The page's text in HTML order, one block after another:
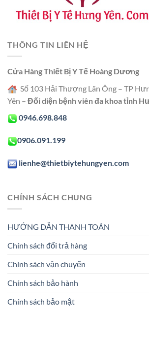
THÔNG TIN LIÊN HỆ
Cửa Hàng Thiết Bị Y Tế Hoàng Dương
Số 103 Hải Thượng Lãn Ông – TP
Yên – Đối diện bệnh viên đa khoa tỉnh
0946.698.848
0906.091.199
lienhe@thietbiytehungyen.com
CHÍNH SÁCH CHUNG
HƯỚNG DẪN THANH TOÁN
Chính sách đổi trả hàng
Chính sách vận chuyển
Chính sách bảo hành
Chính sách bảo mật